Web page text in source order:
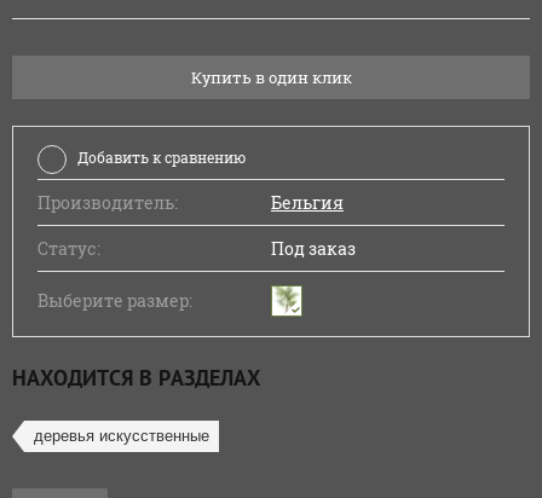
Купить в один клик
Добавить к сравнению
Производитель:
Бельгия
Статус:
Под заказ
Выберите размер:
НАХОДИТСЯ В РАЗДЕЛАХ
деревья искусственные